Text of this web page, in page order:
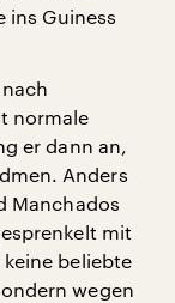
ins Guiness
normale
er dann an,
Anders
Manchados
mit
beliebte
wegen